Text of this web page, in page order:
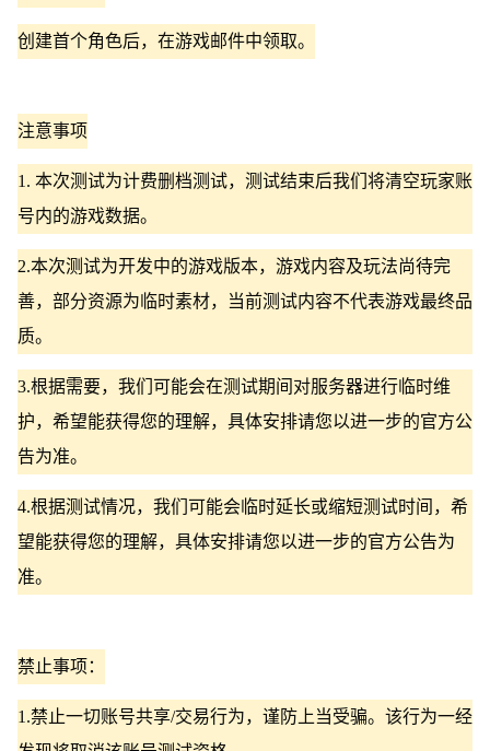
创建首个角色后，在游戏邮件中领取。
注意事项
1. 本次测试为计费删档测试，测试结束后我们将清空玩家账
号内的游戏数据。
2.本次测试为开发中的游戏版本，游戏内容及玩法尚待完
善，部分资源为临时素材，当前测试内容不代表游戏最终品
质。
3.根据需要，我们可能会在测试期间对服务器进行临时维
护，希望能获得您的理解，具体安排请您以进一步的官方公
告为准。
4.根据测试情况，我们可能会临时延长或缩短测试时间，希
望能获得您的理解，具体安排请您以进一步的官方公告为
准。
禁止事项：
1.禁止一切账号共享/交易行为，谨防上当受骗。该行为一经